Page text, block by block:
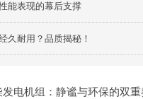
能表现的幕后支撑
久耐用？品质揭秘！
发电机组：静谧与环保的双重